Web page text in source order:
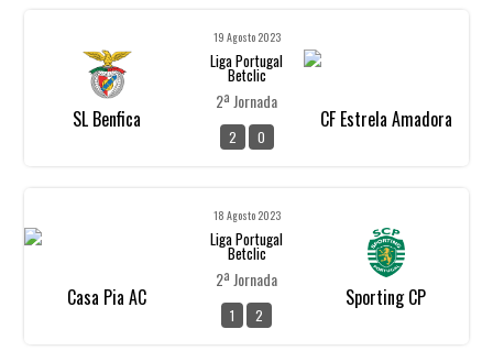
SL Benfica
19 Agosto 2023
Liga Portugal
Betclic
2ª Jornada
2 0
CF Estrela Amadora
Casa Pia AC
18 Agosto 2023
Liga Portugal
Betclic
2ª Jornada
1 2
Sporting CP